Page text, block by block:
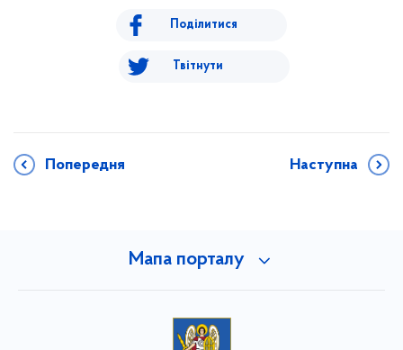
Поділитися
Твітнути
Попередня Наступна
Мапа порталу